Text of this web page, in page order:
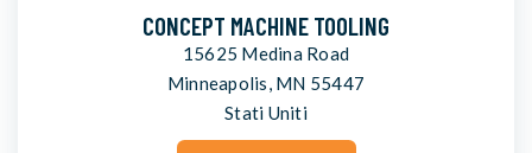
CONCEPT MACHINE TOOLING
15625 Medina Road
Minneapolis, MN 55447
Stati Uniti